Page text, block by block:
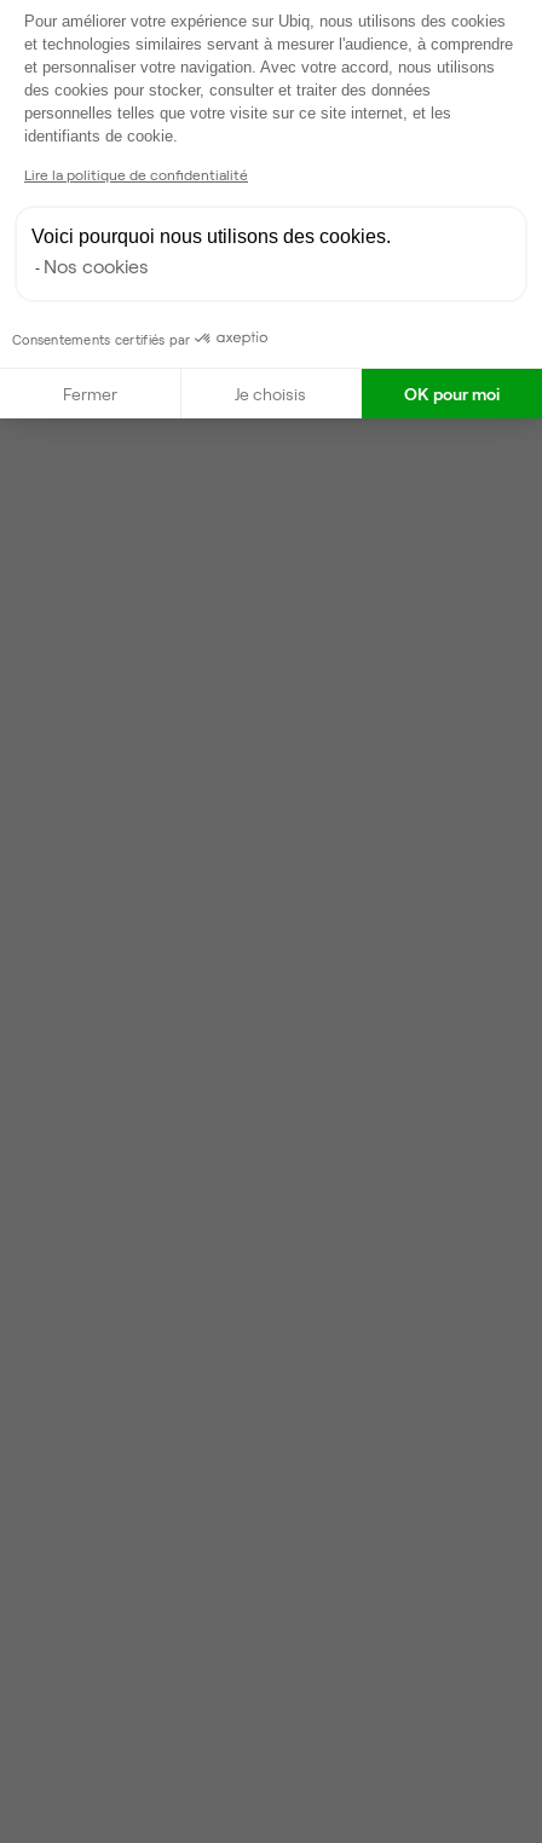
Gestionnaire de l'espace
Partenaire depuis 2022
Taux de réponse : 40%
Plateforme de Gestion du
Pour améliorer votre expérience sur Ubiq, nous utilisons des cookies
et technologies similaires servant à mesurer l'audience, à comprendre
et personnaliser votre navigation. Avec votre accord, nous utilisons
des cookies pour stocker, consulter et traiter des données
personnelles telles que votre visite sur ce site internet, et les
identifiants de cookie.
Lire la politique de confidentialité
Voici pourquoi nous utilisons des cookies.
Nos cookies
Consentements certifiés par
Fermer Je choisis OK pour moi